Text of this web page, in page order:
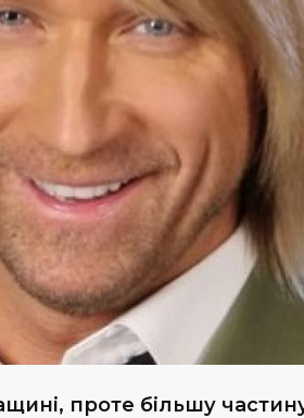
проте більшу